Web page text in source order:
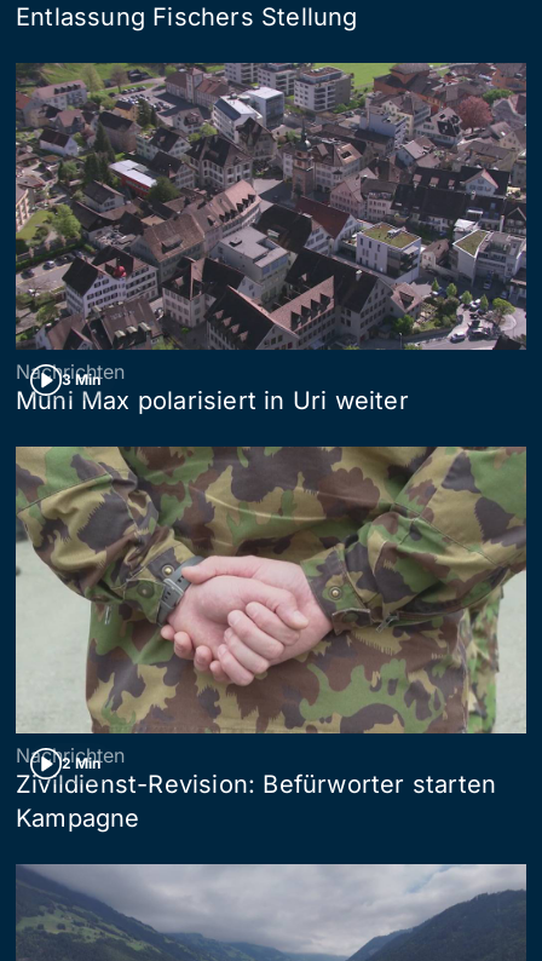
Entlassung Fischers Stellung
3 Min
Nachrichten
Muni Max polarisiert in Uri weiter
2 Min
Nachrichten
Zivildienst-Revision: Befürworter starten
Kampagne